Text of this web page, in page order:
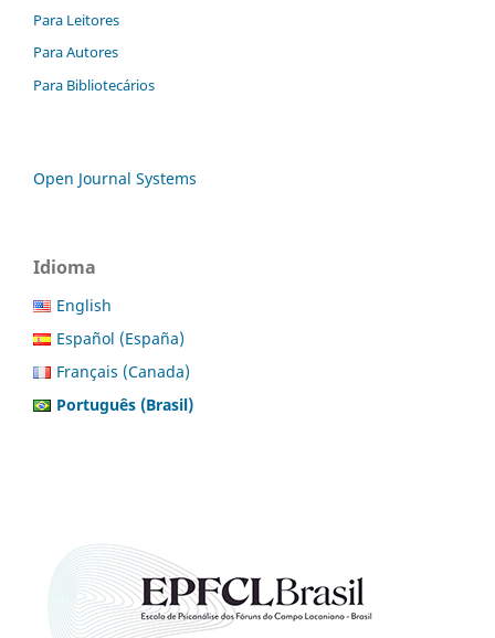
Para Leitores
Para Autores
Para Bibliotecários
Open Journal Systems
Idioma
English
Español (España)
Français (Canada)
Português (Brasil)